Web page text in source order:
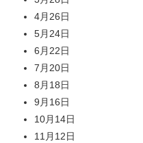
4月26日
5月24日
6月22日
7月20日
8月18日
9月16日
10月14日
11月12日